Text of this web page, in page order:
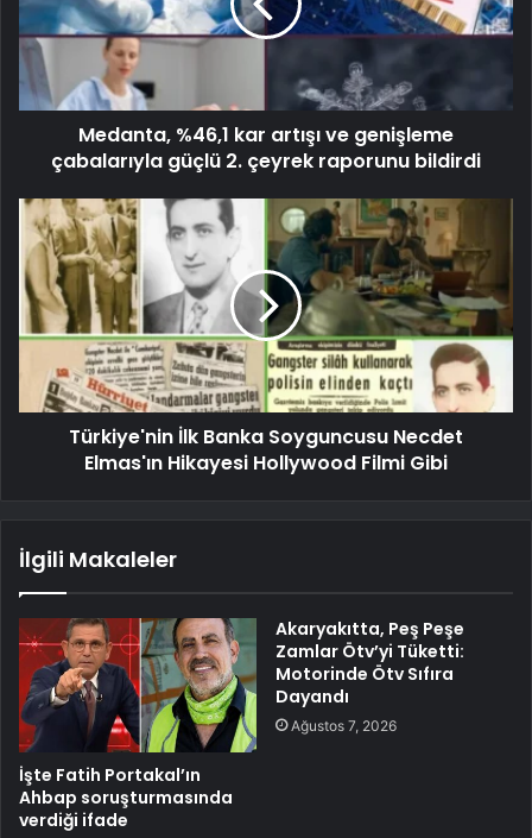
Medanta, %46,1 kar artışı ve genişleme
çabalarıyla güçlü 2. çeyrek raporunu bildirdi
Türkiye'nin İlk Banka Soyguncusu Necdet
Elmas'ın Hikayesi Hollywood Filmi Gibi
İlgili Makaleler
İşte Fatih Portakal’ın
Ahbap soruşturmasında
verdiği ifade
Akaryakıtta, Peş Peşe
Zamlar Ötv’yi Tüketti:
Motorinde Ötv Sıfıra
Dayandı
Ağustos 7, 2026